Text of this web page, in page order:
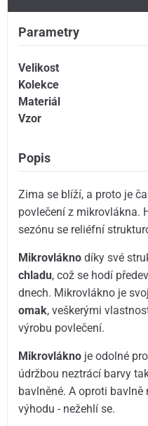
Parametry
Velikost
Kolekce
Materiál
Vzor
Popis
Zima se blíží, a proto je
povlečení z mikrovlákna.
sezónu se reliéfní
Mikrovlákno díky své
chladu, což se hodí
dnech. Mikrovlákno je
omak, veškerými
výrobu povlečení.
Mikrovlákno je odolné
údržbou neztrácí barvy
bavlněné. A oproti
výhodu - nežehlí se.